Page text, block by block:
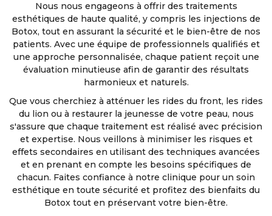
Nous nous engageons à offrir des traitements
esthétiques de haute qualité, y compris les injections de
Botox, tout en assurant la sécurité et le bien-être de nos
patients. Avec une équipe de professionnels qualifiés et
une approche personnalisée, chaque patient reçoit une
évaluation minutieuse afin de garantir des résultats
harmonieux et naturels.
Que vous cherchiez à atténuer les rides du front, les rides
du lion ou à restaurer la jeunesse de votre peau, nous
s'assure que chaque traitement est réalisé avec précision
et expertise. Nous veillons à minimiser les risques et
effets secondaires en utilisant des techniques avancées
et en prenant en compte les besoins spécifiques de
chacun. Faites confiance à notre clinique pour un soin
esthétique en toute sécurité et profitez des bienfaits du
Botox tout en préservant votre bien-être.